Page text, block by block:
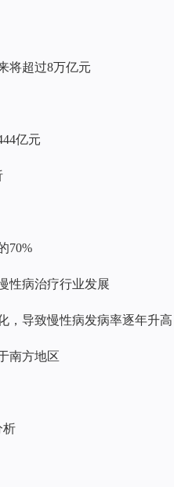
将超过8万亿元
亿元
70%
性病治疗行业发展
，导致慢性病发病率逐年升高
南方地区
析